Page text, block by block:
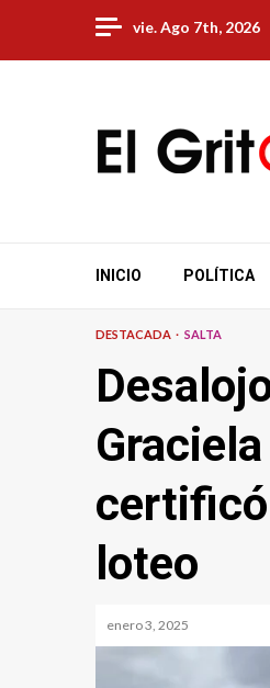
content
vie. Ago 7th, 2026
INICIO POLÍTICA
DESTACADA SALTA
certificó
loteo
enero 3, 2025